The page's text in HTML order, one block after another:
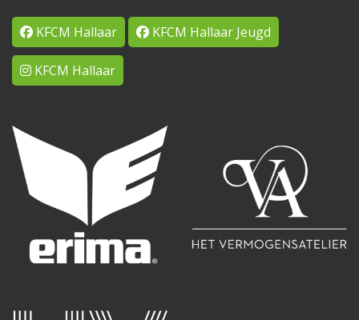
KFCM Hallaar KFCM Hallaar Jeugd
KFCM Hallaar